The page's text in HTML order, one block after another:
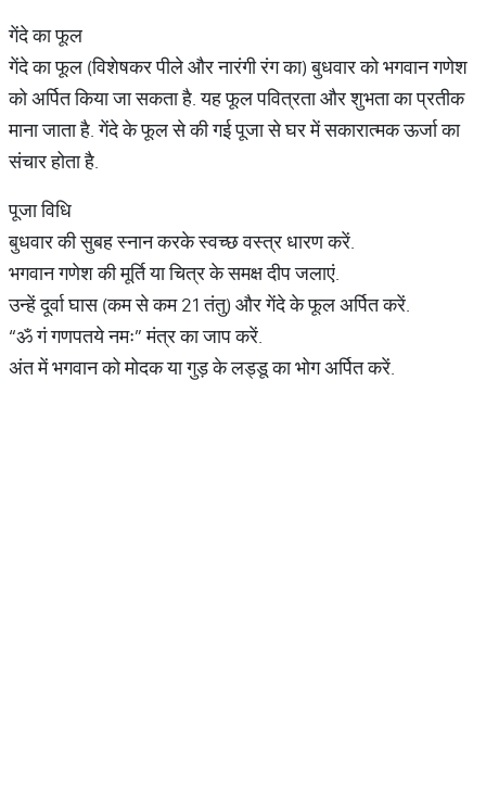
गेंदे का फूल
गेंदे का फूल (विशेषकर पीले और नारंगी रंग का) बुधवार को भगवान गणेश
को अर्पित किया जा सकता है. यह फूल पवित्रता और शुभता का प्रतीक
माना जाता है. गेंदे के फूल से की गई पूजा से घर में सकारात्मक ऊर्जा का
संचार होता है.
पूजा विधि
बुधवार की सुबह स्नान करके स्वच्छ वस्त्र धारण करें.
भगवान गणेश की मूर्ति या चित्र के समक्ष दीप जलाएं.
उन्हें दूर्वा घास (कम से कम 21 तंतु) और गेंदे के फूल अर्पित करें.
“ॐ गं गणपतये नमः” मंत्र का जाप करें.
अंत में भगवान को मोदक या गुड़ के लड्डू का भोग अर्पित करें.